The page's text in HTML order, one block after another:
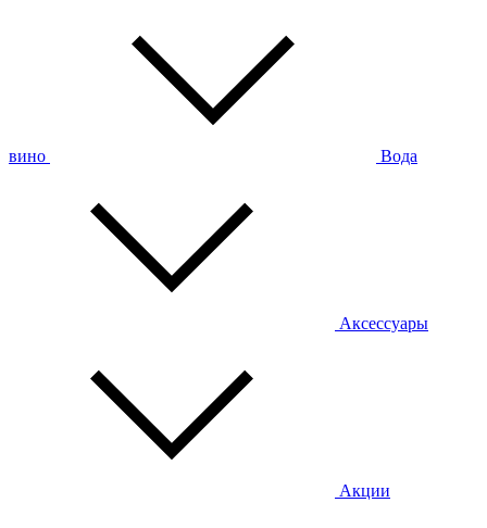
вино Вода
Аксессуары
Акции